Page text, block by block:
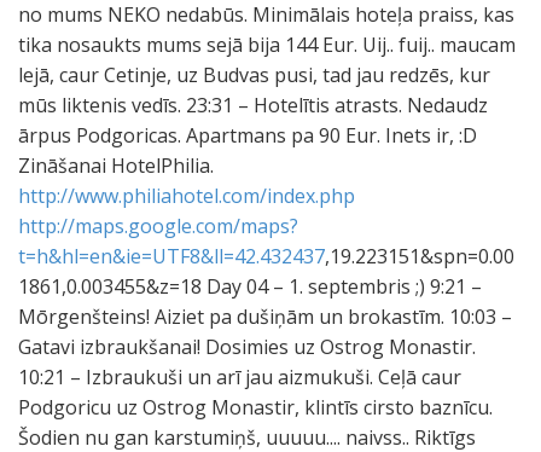
no mums NEKO nedabūs. Minimālais hoteļa praiss, kas
tika nosaukts mums sejā bija 144 Eur. Uij.. fuij.. maucam
lejā, caur Cetinje, uz Budvas pusi, tad jau redzēs, kur
mūs liktenis vedīs. 23:31 – Hotelītis atrasts. Nedaudz
ārpus Podgoricas. Apartmans pa 90 Eur. Inets ir, :D
Zināšanai HotelPhilia.
http://www.philiahotel.com/index.php
http://maps.google.com/maps?
t=h&hl=en&ie=UTF8&ll=42.432437,19.223151&spn=0.00
1861,0.003455&z=18 Day 04 – 1. septembris ;) 9:21 –
Mōrgenšteins! Aiziet pa dušiņām un brokastīm. 10:03 –
Gatavi izbraukšanai! Dosimies uz Ostrog Monastir.
10:21 – Izbraukuši un arī jau aizmukuši. Ceļā caur
Podgoricu uz Ostrog Monastir, klintīs cirsto baznīcu.
Šodien nu gan karstumiņš, uuuuu.... naivss.. Riktīgs